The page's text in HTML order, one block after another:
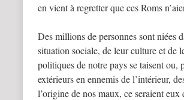
en vient à regretter que ces Roms
Des millions de personnes sont niées
situation sociale, de leur culture et de
politiques de notre pays se taisent ou,
extérieurs en ennemis de l’intérieur,
l’origine de nos maux, ce seraient